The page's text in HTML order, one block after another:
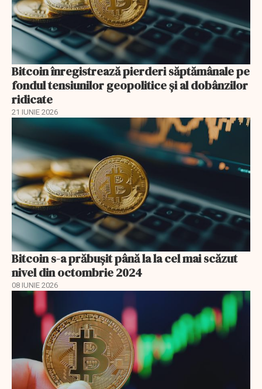
Bitcoin înregistrează pierderi săptămânale pe
fondul tensiunilor geopolitice și al dobânzilor
ridicate
21 IUNIE 2026
Bitcoin s-a prăbuşit până la la cel mai scăzut
nivel din octombrie 2024
08 IUNIE 2026